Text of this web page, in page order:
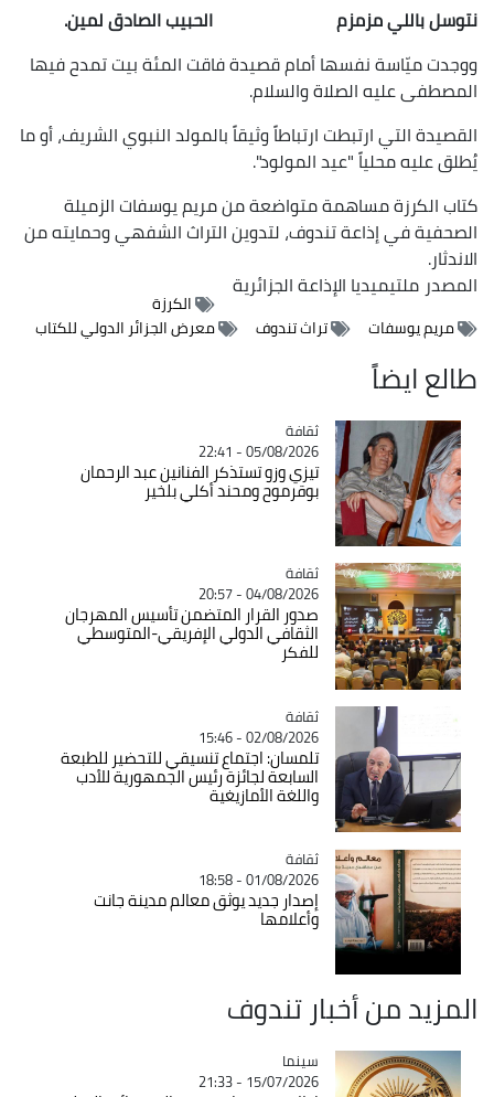
نتوسل باللي مزمزم الحبيب الصادق لمين.
ووجدت ميّاسة نفسها أمام قصيدة فاقت المئة بيت تمدح فيها
المصطفى عليه الصلاة والسلام.
القصيدة التي ارتبطت ارتباطاً وثيقاً بالمولد النبوي الشريف، أو ما
يُطلق عليه محلياً "عيد المولود".
كتاب الكرزة مساهمة متواضعة من مريم يوسفات الزميلة
الصحفية في إذاعة تندوف، لتدوين التراث الشفهي وحمايته من
الاندثار.
المصدرملتيميديا الإذاعة الجزائرية
الكرزة
مريم يوسفات
تراث تندوف معرض الجزائر الدولي للكتاب
طالع ايضاً
Catégorie
ثقافة
05/08/2026 - 22:41
تيزي وزو تستذكر الفنانين عبد الرحمان
بوقرموح ومحند أكلي بلخير
Catégorie
ثقافة
04/08/2026 - 20:57
صدور القرار المتضمن تأسيس المهرجان
الثقافي الدولي الإفريقي-المتوسطي
للفكر
Catégorie
ثقافة
02/08/2026 - 15:46
تلمسان: اجتماع تنسيقي للتحضير للطبعة
السابعة لجائزة رئيس الجمهورية للأدب
واللغة الأمازيغية
Catégorie
ثقافة
01/08/2026 - 18:58
إصدار جديد يوثق معالم مدينة جانت
وأعلامها
المزيد من أخبار تندوف
Catégorie
سينما
15/07/2026 - 21:33